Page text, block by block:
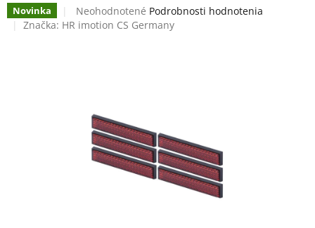
Novinka
Priemerné
hodnotenie
Neohodnotené Podrobnosti hodnotenia
Značka: HR imotion CS Germany